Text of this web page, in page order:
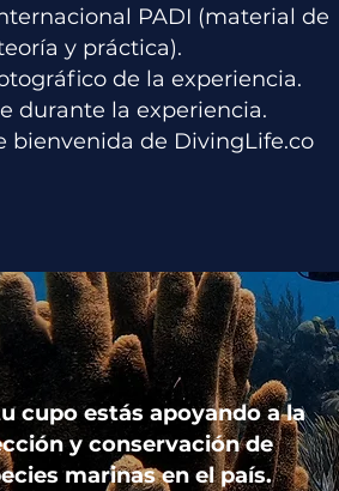
PADI (material de
y práctica).
de la experiencia.
durante la experiencia.
bienvenida de DivingLife.co
cupo estás apoyando a la
y conservación de
marinas en el país.